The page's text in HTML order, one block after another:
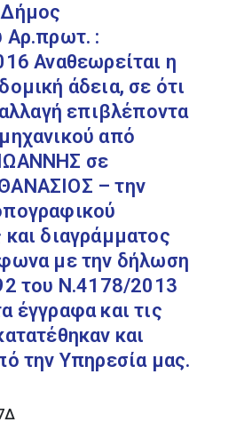
Αρ.πρωτ. :
Αναθεωρείται η
άδεια, σε ότι
επιβλέποντα
από
σε
– την
διαγράμματος
με την δήλωση
του Ν.4178/2013
έγγραφα και τις
και
την Υπηρεσία μας.